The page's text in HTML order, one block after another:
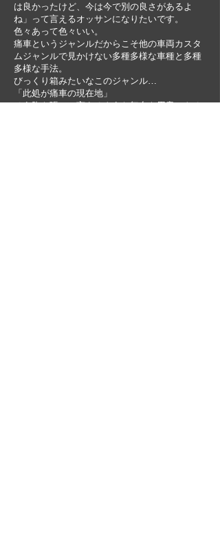
は良かったけど、今は今で別の良さがあるよ
ね」って言えるオッサンになりたいです。
色々あって色々いい。
痛車というジャンルだからこそ他の車両カスタ
ムジャンルで見かけない多種多様な車種と多種
多様な手法。
びっくり箱みたいなこのジャンル…
「此処が痛車の現在地」
そう胸を張って言えるような舞台を用意できる